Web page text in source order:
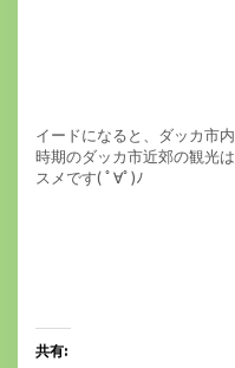
イードになると、ダッカ市
時期のダッカ市近郊の観光
スメです( ﾟ∀ﾟ)ﾉ
共有: